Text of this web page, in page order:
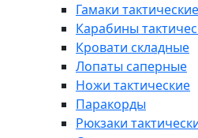
Гамаки тактические
Карабины
Кровати складные
Лопаты саперные
Ножи тактические
Паракорды
Рюкзаки